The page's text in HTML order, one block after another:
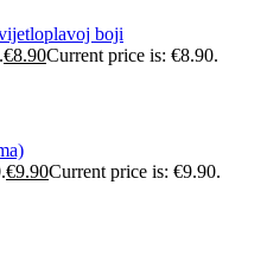
boji
€8.90Current price is: €8.90.
€9.90Current price is: €9.90.